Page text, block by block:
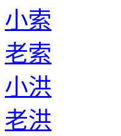
小索
老索
小洪
老洪